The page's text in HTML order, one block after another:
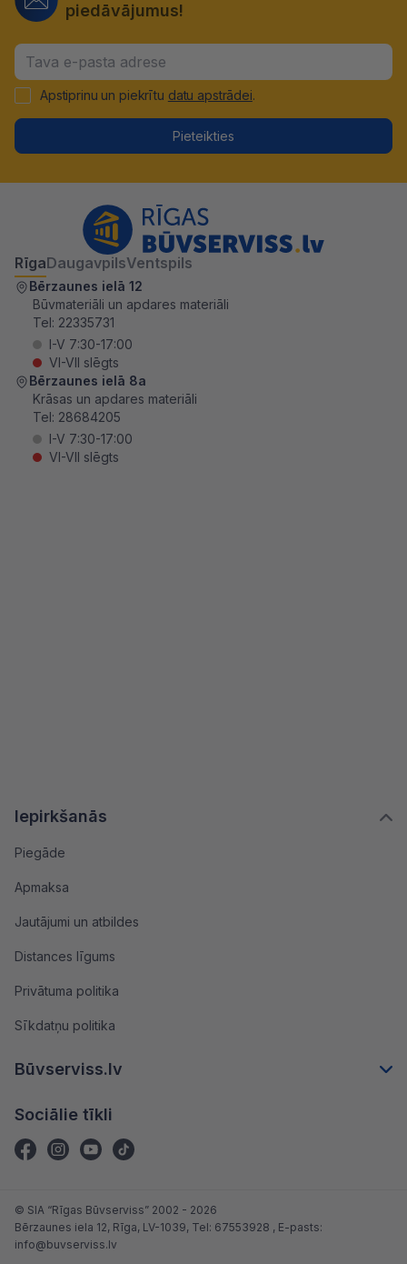
piedāvājumus!
Apstiprinu un piekrītu datu apstrādei.
Pieteikties
Iepirkšanās
Piegāde
Apmaksa
Jautājumi un atbildes
Distances līgums
Privātuma politika
Sīkdatņu politika
Būvserviss.lv
Sociālie tīkli
RīgaDaugavpilsVentspils
Bērzaunes ielā 12
Būvmateriāli un apdares materiāli
Tel: 22335731
I-V 7:30-17:00
VI-VII slēgts
Bērzaunes ielā 8a
Krāsas un apdares materiāli
Tel: 28684205
I-V 7:30-17:00
VI-VII slēgts
© SIA “Rīgas Būvserviss” 2002 - 2026
Bērzaunes iela 12, Rīga, LV-1039, Tel: 67553928 , E-pasts:
info@buvserviss.lv